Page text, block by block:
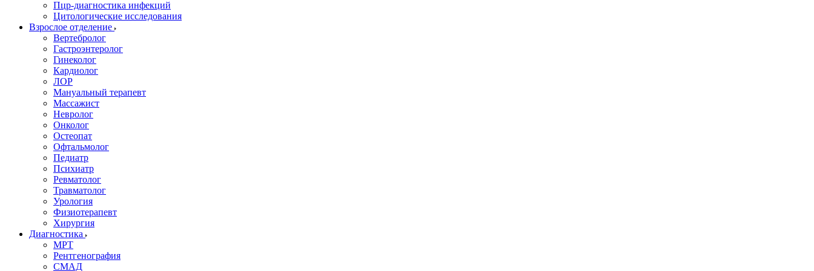
Пцр-диагностика инфекций
Цитологические исследования
Взрослое отделение
Вертебролог
Гастроэнтеролог
Гинеколог
Кардиолог
ЛОР
Мануальный терапевт
Массажист
Невролог
Онколог
Остеопат
Офтальмолог
Педиатр
Психиатр
Ревматолог
Травматолог
Урология
Физиотерапевт
Хирургия
Диагностика
МРТ
Рентгенография
СМАД